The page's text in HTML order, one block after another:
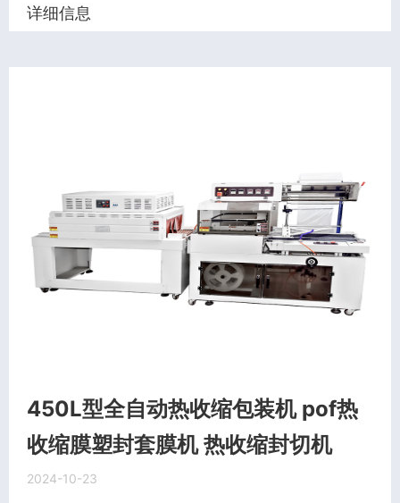
详细信息
450L型全自动热收缩包装机 pof热
收缩膜塑封套膜机 热收缩封切机
2024-10-23